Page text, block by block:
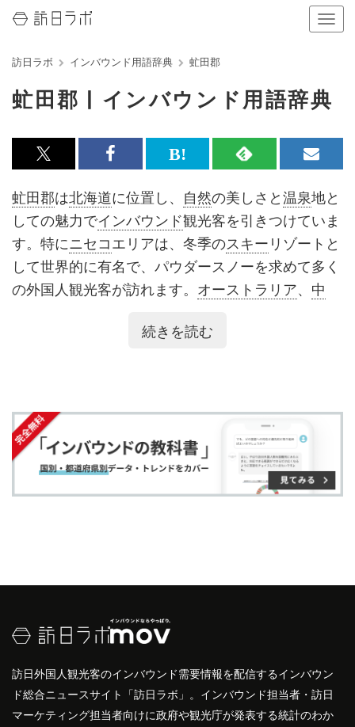
ナ
ビ
ョ
切
り
替
え
る
訪日ラボ インバウンド用語辞典 虻田郡
虻田郡 | インバウンド用語辞典
x<br>
で
記
事
を
シ
Facebook<br>
で
記
事
を
シ
は
て
な
ブ
ッ
ク
ー
追
加
RSS
で
記
事
を
購
メ
ル
マ
ガ
登
録
虻田郡は北海道に位置し、 自然の美しさと温泉地と
しての魅力でインバウンド観光客を引きつけていま
す。特にニセコエリアは、冬季のスキーリゾートと
して世界的に有名で、パウダースノーを求めて多く
の外国人観光客が訪れます。 オーストラリア、 中
スキー 客が目立ちます。年間を通
にはハイキングやラフティングなどのアウトドアア
クティビティも楽しめます。虻田郡は四季を通じて
多様な魅力を提供し、訪れる人々に忘れられない体
験を提供しています。
続きを読む
訪日外国人観光客のインバウンド需要情報を配信するインバウン
ド総合ニュースサイト「訪日ラボ」。インバウンド担当者・訪日
マーケティング担当者向けに政府や観光庁が発表する統計のわか